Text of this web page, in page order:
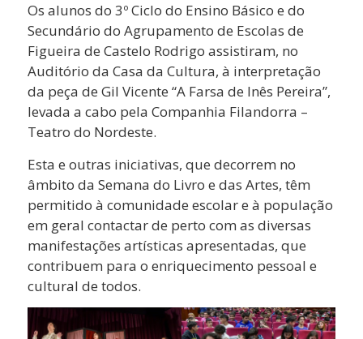
Os alunos do 3º Ciclo do Ensino Básico e do
Secundário do Agrupamento de Escolas de
Figueira de Castelo Rodrigo assistiram, no
Auditório da Casa da Cultura, à interpretação
da peça de Gil Vicente “A Farsa de Inês Pereira”,
levada a cabo pela Companhia Filandorra –
Teatro do Nordeste.
Esta e outras iniciativas, que decorrem no
âmbito da Semana do Livro e das Artes, têm
permitido à comunidade escolar e à população
em geral contactar de perto com as diversas
manifestações artísticas apresentadas, que
contribuem para o enriquecimento pessoal e
cultural de todos.